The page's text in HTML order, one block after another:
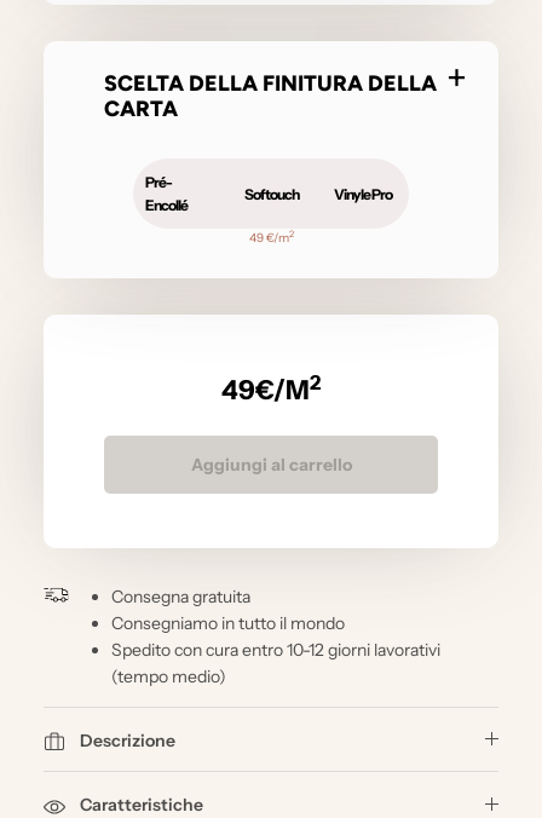
SCELTA DELLA FINITURA DELLA
CARTA
Pré-
Encollé
Softouch Vinyle Pro
49 €/m2
49€/M2
Aggiungi al carrello
Consegna gratuita
Consegniamo in tutto il mondo
Spedito con cura entro 10-12 giorni lavorativi
(tempo medio)
Descrizione
Caratteristiche